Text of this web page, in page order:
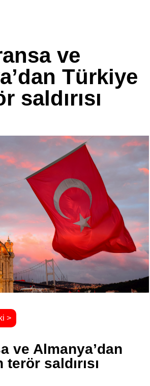
ve
Türkiye
saldırısı
>
ve Almanya’dan
saldırısı